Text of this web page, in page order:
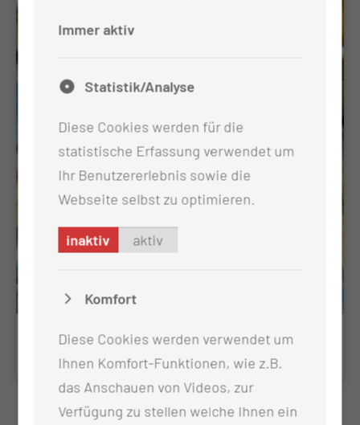
Klangschalenmassage
Immer aktiv
Statistik/Analyse
Diese Cookies werden für die
statistische Erfassung verwendet um
Ihr Benutzererlebnis sowie die
Webseite selbst zu optimieren.
inaktiv aktiv
Komfort
Diese Cookies werden verwendet um
Ihnen Komfort-Funktionen, wie z.B.
das Anschauen von Videos, zur
Verfügung zu stellen welche Ihnen ein